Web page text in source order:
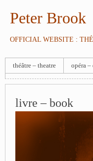
Peter Brook
OFFICIAL WEBSITE :
théâtre – theatre opéra –
livre – book